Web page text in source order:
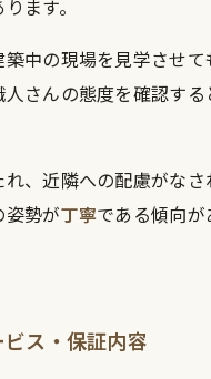
ます。
中の現場を見学させて
さんの態度を確認する
、近隣への配慮がなさ
勢が丁寧である傾向が
ス・保証内容